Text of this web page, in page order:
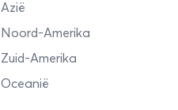
Azië
Noord-Amerika
Zuid-Amerika
Oceanië